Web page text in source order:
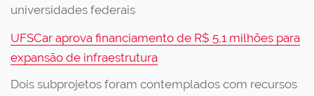
universidades federais
UFSCar aprova financiamento de R$ 5,1 milhões para
expansão de infraestrutura
Dois subprojetos foram contemplados com recursos